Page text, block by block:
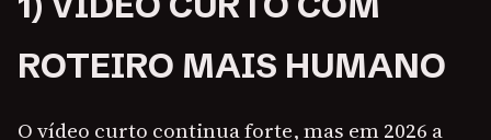
ROTEIRO MAIS HUMANO
O vídeo curto continua forte, mas em 2026 a